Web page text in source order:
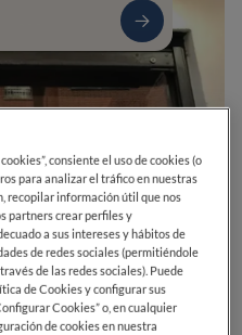
0 0 0
consiente el uso de cookies (o
para analizar el tráfico en nuestras
recopilar información útil que nos
partners crear perfiles y
a sus intereses y hábitos de
de redes sociales (permitiéndole
de las redes sociales). Puede
de Cookies y configurar sus
Cookies” o, en cualquier
de cookies en nuestra